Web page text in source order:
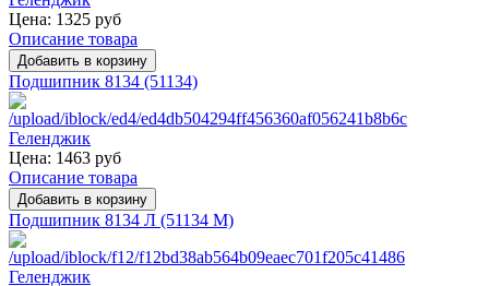
Цена: 1325 руб
Описание товара
Подшипник 8134 (51134)
Цена: 1463 руб
Описание товара
Подшипник 8134 Л (51134 M)